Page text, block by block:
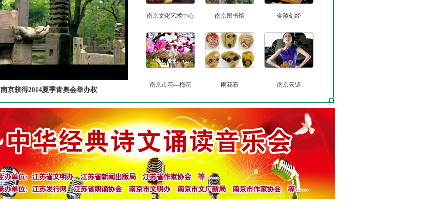
南京文化艺术中心 南京图书馆 金陵刻经
南京市花—梅花 雨花石 南京云锦
南京获得2014夏季青奥会举办权